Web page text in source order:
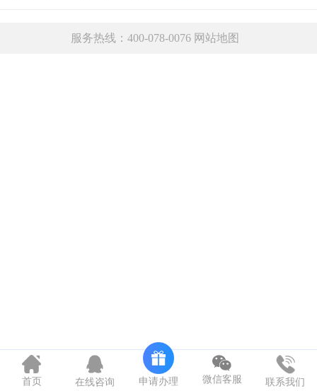
服务热线：400-078-0076 网站地图
首页 在线咨询 申请办理 微信客服 联系我们